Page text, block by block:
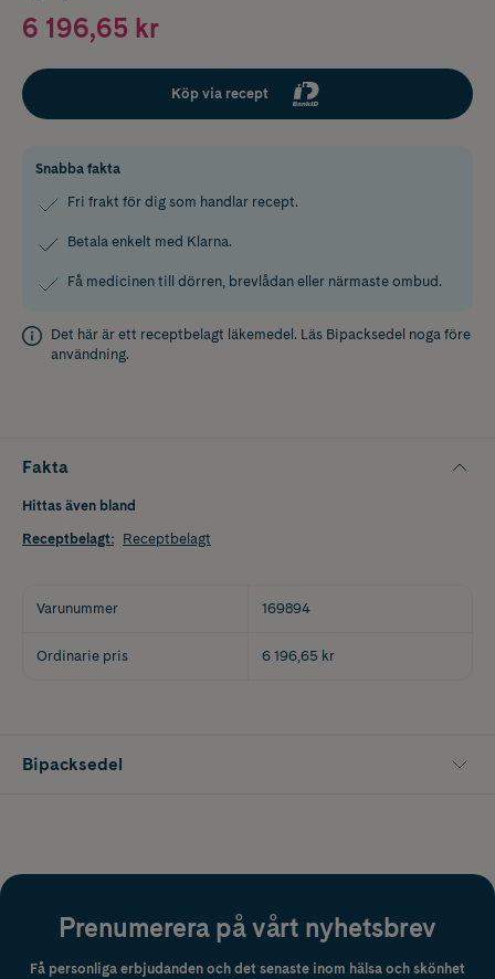
6 196,65 kr
Köp via recept
Snabba fakta
Fri frakt för dig som handlar recept.
Betala enkelt med Klarna.
Få medicinen till dörren, brevlådan eller närmaste ombud.
Det här är ett receptbelagt läkemedel. Läs Bipacksedel noga före
användning.
Fakta
Hittas även bland
Receptbelagt: Receptbelagt
Varunummer 169894
Ordinarie pris 6 196,65 kr
Bipacksedel
Prenumerera på vårt nyhetsbrev
Få personliga erbjudanden och det senaste inom hälsa och skönhet